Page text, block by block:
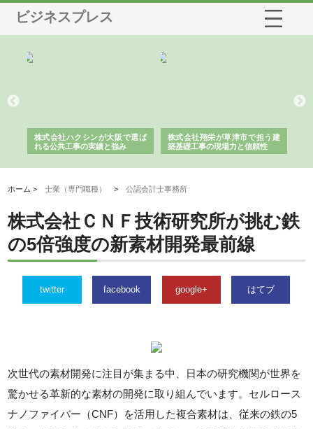
ビジネスプレス
株式会社ハクシンが大阪で選ば
れる公共工事の実績と強み
株式会社翔栄が草津市で担う建
築基礎工事の現場力と信頼性
ホーム >士業（専門職種） >公認会計士事務所
株式会社ＣＮＦ技術研究所が挑む鉄
の5倍強度の新素材開発最前線
twitter facebook google+ はてブ
次世代の素材開発に注目が集まる中、日本の研究機関が世界を
驚かせる革新的な素材の開発に取り組んでいます。セルロース
ナノファイバー（CNF）を活用した複合素材は、従来の鉄の5